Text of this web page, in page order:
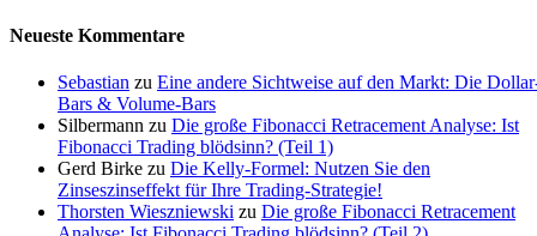
Neueste Kommentare
Sebastian zu Eine andere Sichtweise auf den Markt: Die
Bars & Volume-Bars
Silbermann zu Die große Fibonacci Retracement Analyse: Ist
Fibonacci Trading blödsinn? (Teil 1)
Gerd Birke zu Die Kelly-Formel: Nutzen Sie den
Zinseszinseffekt für Ihre Trading-Strategie!
Thorsten Wieszniewski zu Die große Fibonacci Retracement